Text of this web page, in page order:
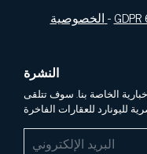
-
النشرة
الخاصة بنا. سوف تتلقى